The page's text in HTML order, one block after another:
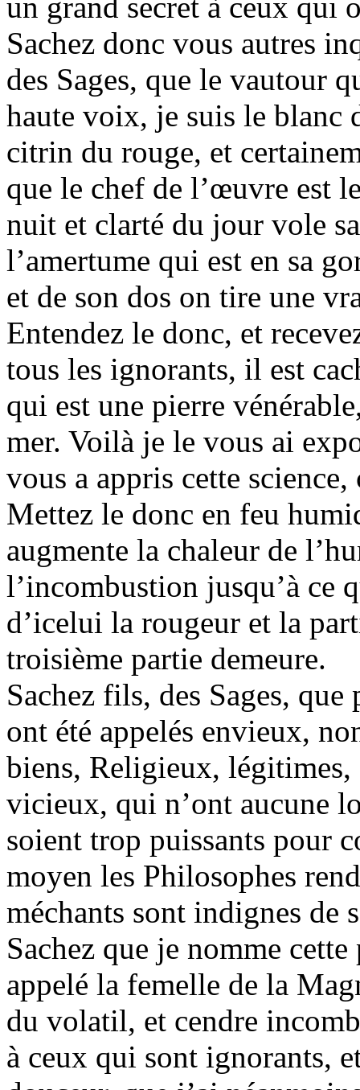
Sachez donc vous autres
des Sages, que le vautour
haute voix, je suis le blanc
citrin du rouge, et
que le chef de l’œuvre est
nuit et clarté du jour vole
l’amertume qui est en sa
et de son dos on tire une
Entendez le donc, et
tous les ignorants, il est
qui est une pierre
mer. Voilà je le vous ai
vous a appris cette
Mettez le donc en feu
augmente la chaleur de
l’incombustion jusqu’à ce
d’icelui la rougeur et la
troisième partie demeure.
Sachez fils, des Sages,
ont été appelés envieux,
biens, Religieux, légitimes,
vicieux, qui n’ont aucune
soient trop puissants pour
moyen les Philosophes
méchants sont indignes de
Sachez que je nomme
appelé la femelle de la
du volatil, et cendre
à ceux qui sont ignorants,